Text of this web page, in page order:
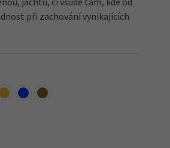
při zachování vynikajících